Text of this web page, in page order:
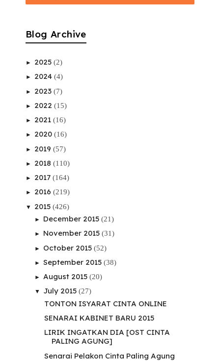
Blog Archive
► 2025 (2)
► 2024 (4)
► 2023 (7)
► 2022 (15)
► 2021 (16)
► 2020 (16)
► 2019 (57)
► 2018 (110)
► 2017 (164)
► 2016 (219)
▼ 2015 (426)
► December 2015 (21)
► November 2015 (31)
► October 2015 (52)
► September 2015 (38)
► August 2015 (20)
▼ July 2015 (27)
TONTON ISYARAT CINTA ONLINE
SENARAI KABINET BARU 2015
LIRIK INGATKAN DIA [OST CINTA
PALING AGUNG]
Senarai Pelakon Cinta Paling Agung